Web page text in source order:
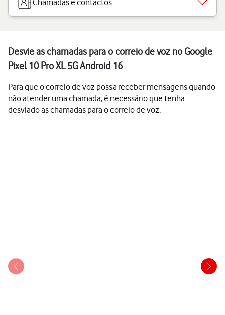
Chamadas e contactos
Desvie as chamadas para o correio de voz no Google
Pixel 10 Pro XL 5G Android 16
Para que o correio de voz possa receber mensagens quando
não atender uma chamada, é necessário que tenha
desviado as chamadas para o correio de voz.